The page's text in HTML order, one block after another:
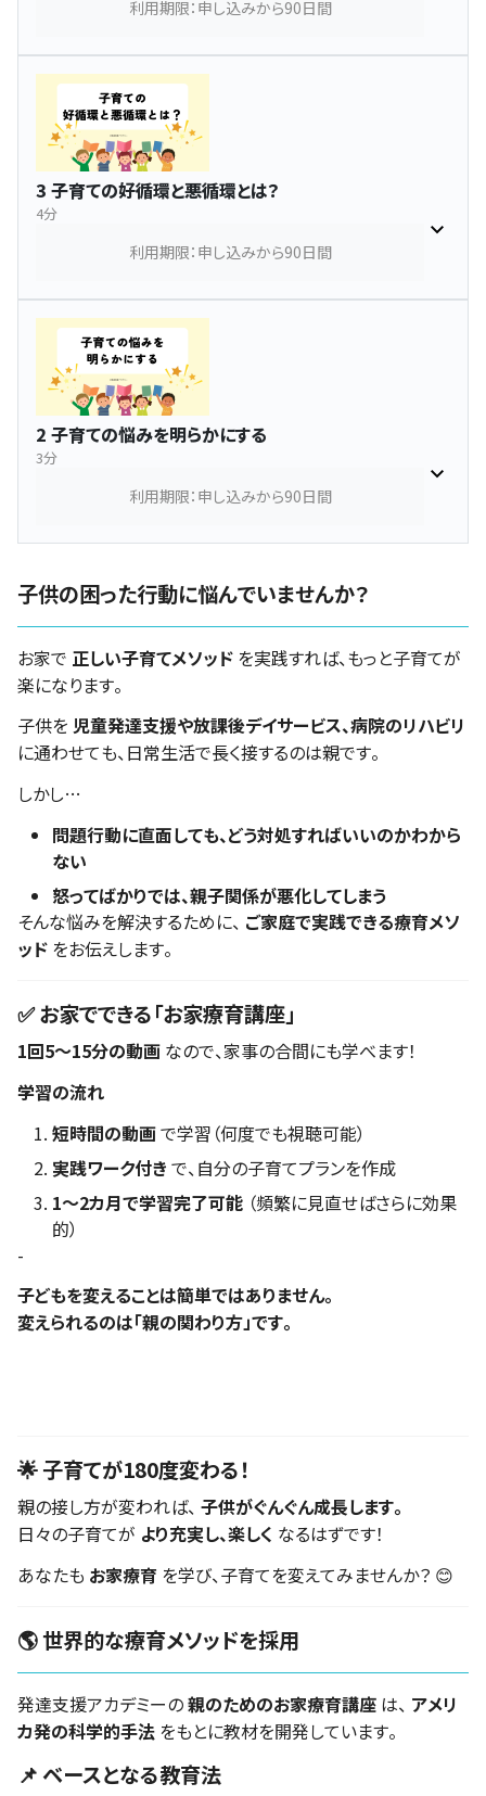
利用期限：申し込みから90日間
3 子育ての好循環と悪循環とは？
4分
利用期限：申し込みから90日間
2 子育ての悩みを明らかにする
3分
利用期限：申し込みから90日間
子供の困った行動に悩んでいませんか？
お家で 正しい子育てメソッド を実践すれば、もっと子育てが
楽になります。
子供を 児童発達支援や放課後デイサービス、病院のリハビリ
に通わせても、日常生活で長く接するのは親です。
しかし…
問題行動に直面しても、どう対処すればいいのかわから
ない
怒ってばかりでは、親子関係が悪化してしまう
そんな悩みを解決するために、 ご家庭で実践できる療育メソ
ッド をお伝えします。
✅ お家でできる「お家療育講座」
1回5～15分の動画 なので、家事の合間にも学べます！
学習の流れ
短時間の動画で学習（何度でも視聴可能）
実践ワーク付き で、自分の子育てプランを作成
1～2カ月で学習完了可能 （頻繁に見直せばさらに効果
的）
-
子どもを変えることは簡単ではありません。
変えられるのは「親の関わり方」です。
🌟 子育てが180度変わる！
親の接し方が変われば、 子供がぐんぐん成長します。
日々の子育てが より充実し、楽しく なるはずです！
あなたも お家療育 を学び、子育てを変えてみませんか？ 😊
🌎 世界的な療育メソッドを採用
発達支援アカデミーの親のためのお家療育講座 は、 アメリ
カ発の科学的手法 をもとに教材を開発しています。
📌 ベースとなる教育法